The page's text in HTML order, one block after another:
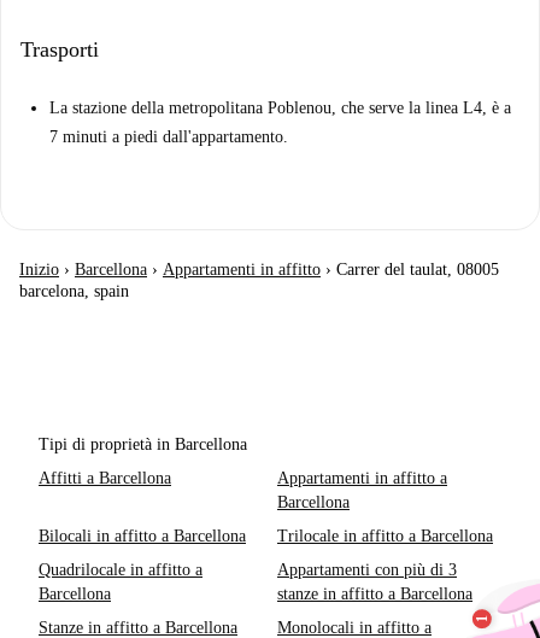
Trasporti
La stazione della metropolitana Poblenou, che serve la linea L4, è a
7 minuti a piedi dall'appartamento.
Inizio › Barcellona › Appartamenti in affitto › Carrer del taulat, 08005
barcelona, spain
Tipi di proprietà in Barcellona
Affitti a Barcellona
Appartamenti in affitto a
Barcellona
Bilocali in affitto a Barcellona
Trilocale in affitto a Barcellona
Quadrilocale in affitto a
Barcellona
Appartamenti con più di 3
stanze in affitto a Barcellona
Stanze in affitto a Barcellona
Monolocali in affitto a